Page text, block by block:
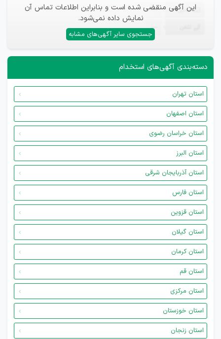
این آگهی منقضی شده است و بنابراین اطلاعات تماس آن
نمایش داده نمی‌شود.
جستجوی سایر آگهی‌های مشابه
ایمیل —
—
دسته‌بندی آگهی‌های استخدام
استان تهران
استان اصفهان
استان خراسان رضوی
استان البرز
استان آذربایجان شرقی
استان فارس
استان قزوین
استان گیلان
استان کرمان
استان قم
استان مرکزی
استان خوزستان
استان زنجان